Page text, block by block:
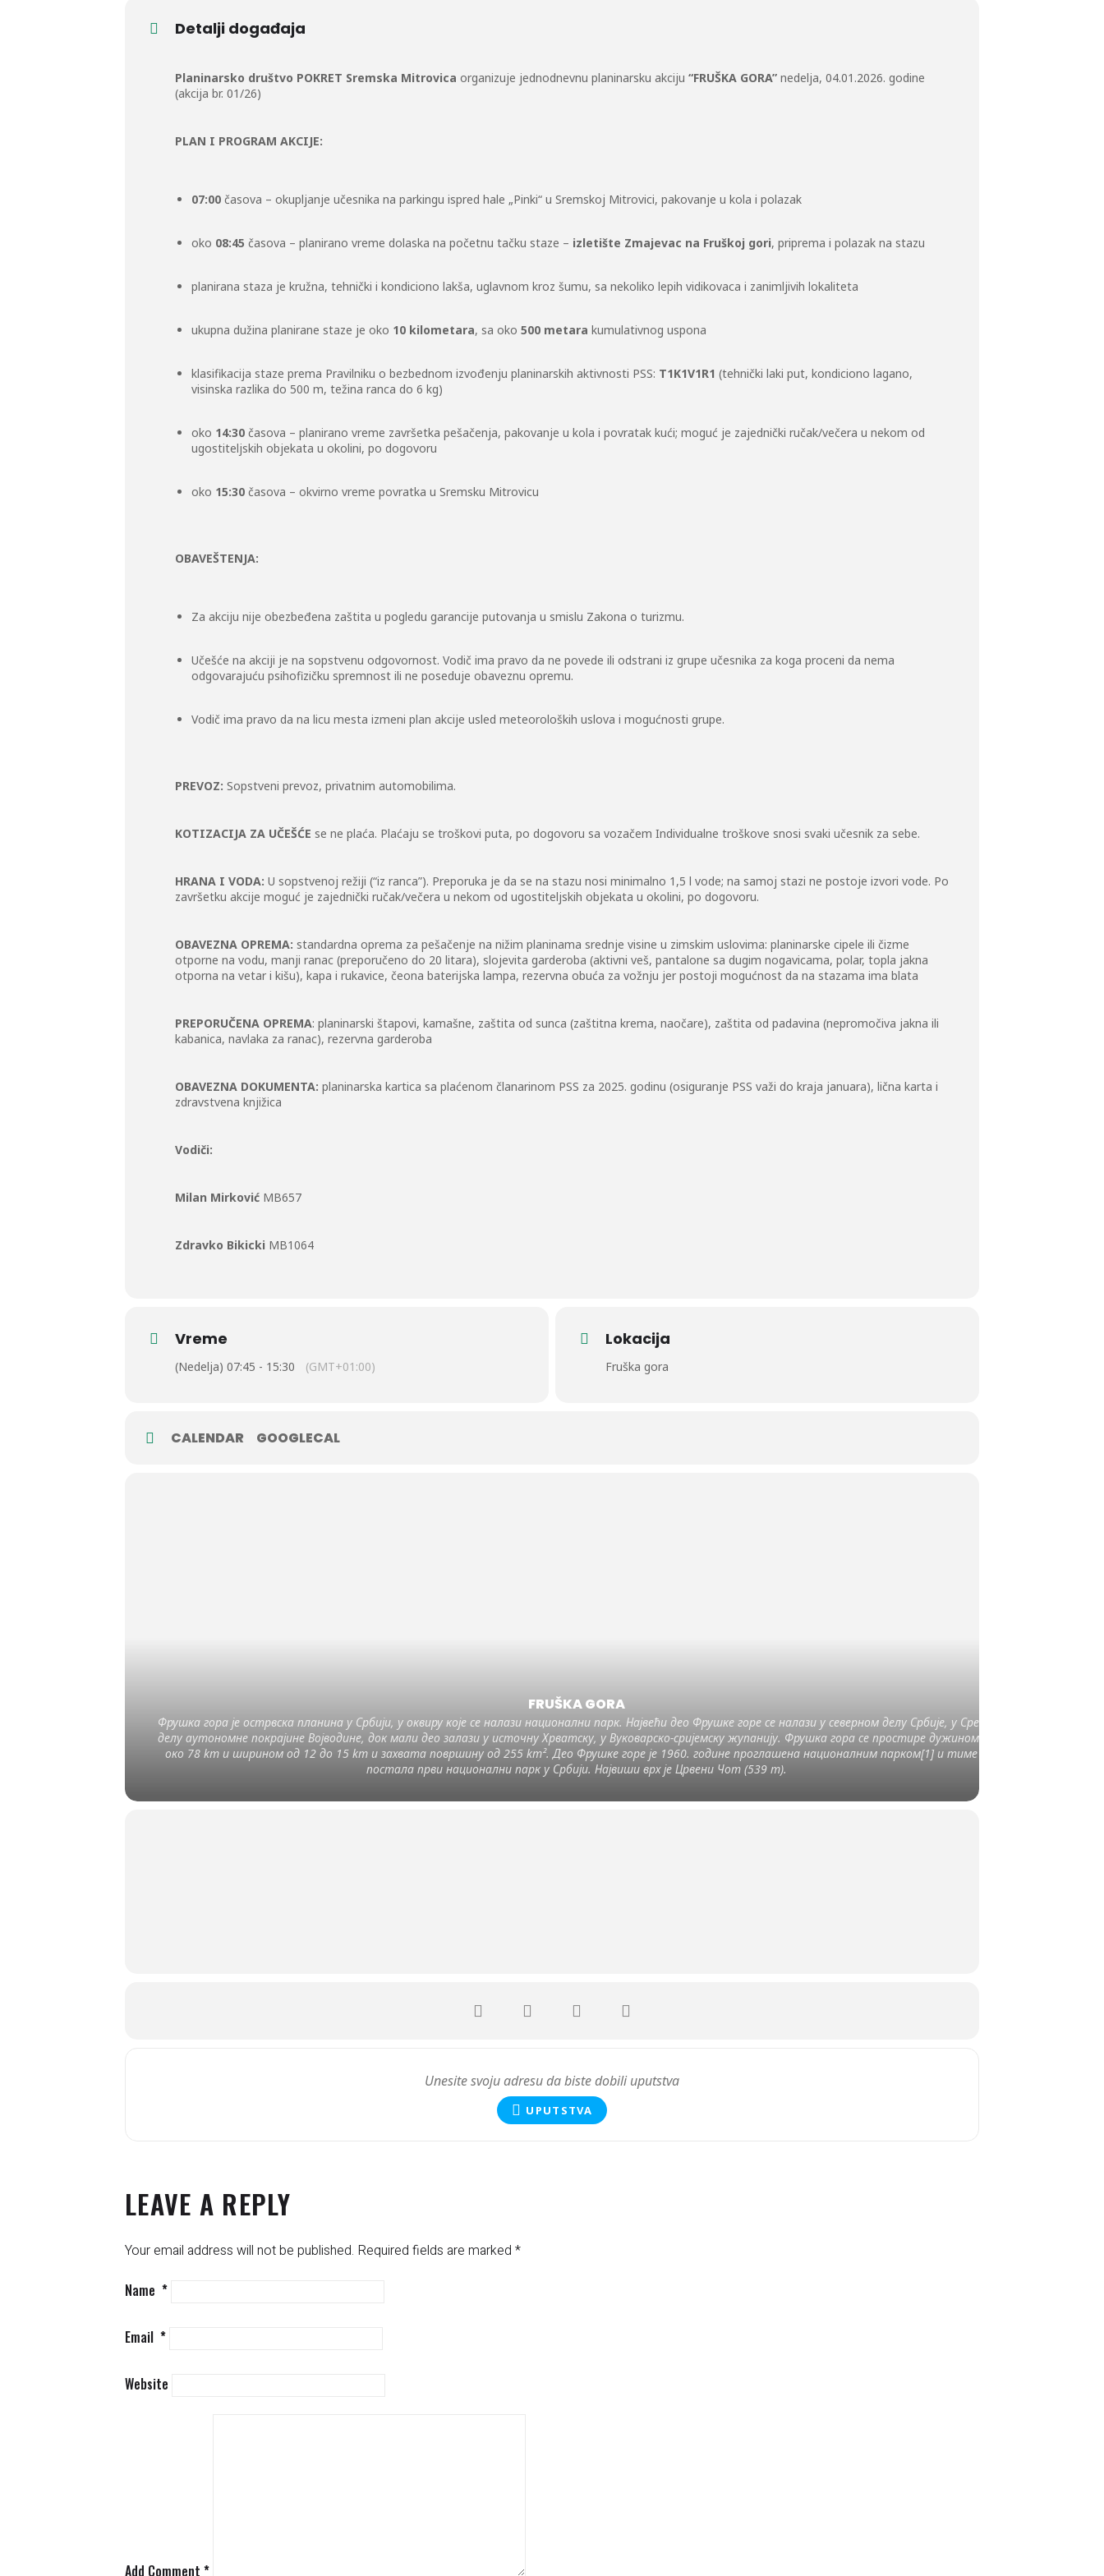
Detalji događaja
Planinarsko društvo POKRET Sremska Mitrovica organizuje jednodnevnu planinarsku akciju “FRUŠKA GORA” nedelja, 04.01.2026. godine
(akcija br. 01/26)
PLAN I PROGRAM AKCIJE:
07:00 časova – okupljanje učesnika na parkingu ispred hale „Pinki“ u Sremskoj Mitrovici, pakovanje u kola i polazak
oko 08:45 časova – planirano vreme dolaska na početnu tačku staze – izletište Zmajevac na Fruškoj gori, priprema i polazak na stazu
planirana staza je kružna, tehnički i kondiciono lakša, uglavnom kroz šumu, sa nekoliko lepih vidikovaca i zanimljivih lokaliteta
ukupna dužina planirane staze je oko 10 kilometara, sa oko 500 metara kumulativnog uspona
klasifikacija staze prema Pravilniku o bezbednom izvođenju planinarskih aktivnosti PSS: T1K1V1R1 (tehnički laki put, kondiciono lagano,
visinska razlika do 500 m, težina ranca do 6 kg)
oko 14:30 časova – planirano vreme završetka pešačenja, pakovanje u kola i povratak kući; moguć je zajednički ručak/večera u nekom od
ugostiteljskih objekata u okolini, po dogovoru
oko 15:30 časova – okvirno vreme povratka u Sremsku Mitrovicu
OBAVEŠTENJA:
Za akciju nije obezbeđena zaštita u pogledu garancije putovanja u smislu Zakona o turizmu.
Učešće na akciji je na sopstvenu odgovornost. Vodič ima pravo da ne povede ili odstrani iz grupe učesnika za koga proceni da nema
odgovarajuću psihofizičku spremnost ili ne poseduje obaveznu opremu.
Vodič ima pravo da na licu mesta izmeni plan akcije usled meteoroloških uslova i mogućnosti grupe.
PREVOZ: Sopstveni prevoz, privatnim automobilima.
KOTIZACIJA ZA UČEŠĆE se ne plaća. Plaćaju se troškovi puta, po dogovoru sa vozačem Individualne troškove snosi svaki učesnik za sebe.
HRANA I VODA: U sopstvenoj režiji (“iz ranca”). Preporuka je da se na stazu nosi minimalno 1,5 l vode; na samoj stazi ne postoje izvori vode. Po
završetku akcije moguć je zajednički ručak/večera u nekom od ugostiteljskih objekata u okolini, po dogovoru.
OBAVEZNA OPREMA: standardna oprema za pešačenje na nižim planinama srednje visine u zimskim uslovima: planinarske cipele ili čizme
otporne na vodu, manji ranac (preporučeno do 20 litara), slojevita garderoba (aktivni veš, pantalone sa dugim nogavicama, polar, topla jakna
otporna na vetar i kišu), kapa i rukavice, čeona baterijska lampa, rezervna obuća za vožnju jer postoji mogućnost da na stazama ima blata
PREPORUČENA OPREMA: planinarski štapovi, kamašne, zaštita od sunca (zaštitna krema, naočare), zaštita od padavina (nepromočiva jakna ili
kabanica, navlaka za ranac), rezervna garderoba
OBAVEZNA DOKUMENTA: planinarska kartica sa plaćenom članarinom PSS za 2025. godinu (osiguranje PSS važi do kraja januara), lična karta i
zdravstvena knjižica
Vodiči:
Milan Mirković MB657
Zdravko Bikicki MB1064
Vreme
(Nedelja) 07:45 - 15:30 (GMT+01:00)
Lokacija
Fruška gora
CALENDAR GOOGLECAL
FRUŠKA GORA
Фрушка гора је острвска планина у Србији, у оквиру које се налази национални парк. Највећи део Фрушке горе се налази у северном делу Србије, у Срему,
делу аутономне покрајине Војводине, док мали део залази у источну Хрватску, у Вуковарско-сријемску жупанију. Фрушка гора се простире дужином од
око 78 km и ширином од 12 до 15 km и захвата површину од 255 km². Део Фрушке горе је 1960. године проглашена националним парком[1] и тиме је
постала први национални парк у Србији. Највиши врх је Црвени Чот (539 m).
UPUTSTVA
LEAVE A REPLY
Your email address will not be published. Required fields are marked *
Name *
Email *
Website
Add Comment *